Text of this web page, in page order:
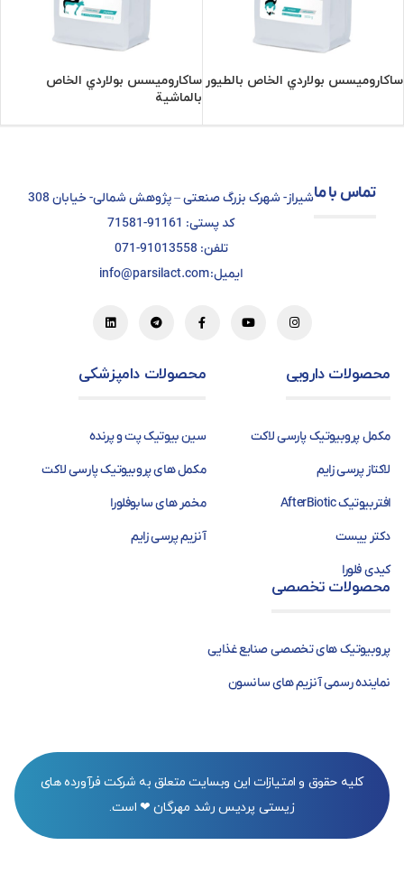
ساکارومیسس بولاردي الخاص بالطيور ساکارومیسس بولاردي الخاص
بالماشية
تماس با ماشیراز- شهرک بزرگ صنعتی – پژوهش شمالی- خیابان 308
کد پستی: 91161-71581
تلفن: 91013558-071
ایمیل: info@parsilact.com
محصولات دارویی
مکمل پروبیوتیک پارسی لاکت
لاکتاز پرسی زایم
افتربیوتیک AfterBiotic
دکتر ییست
کیدی فلورا
محصولات دامپزشکی
سین بیوتیک پت و پرنده
مکمل های پروبیوتیک پارسی لاکت
مخمر های سابوفلورا
آنزیم پرسی زایم
محصولات تخصصی
پروبیوتیک های تخصصی صنایع غذایی
نماینده رسمی آنزیم های سانسون
کلیه حقوق و امتیازات این وبسایت متعلق به شرکت فرآورده های
زیستی پردیس رشد مهرگان ❤ است.